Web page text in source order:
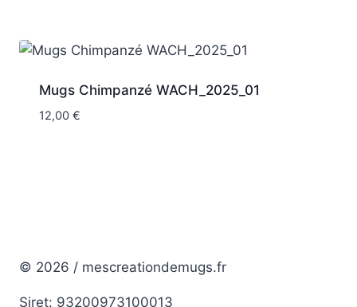
Mugs Chimpanzé WACH_2025_01
12,00 €
© 2026 / mescreationdemugs.fr
Siret: 93200973100013